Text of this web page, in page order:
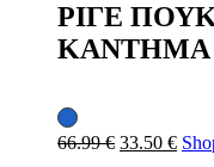
ΡΙΓΕ
ΚΑΝΤΗΜΑ
66.99€ 33.50 €